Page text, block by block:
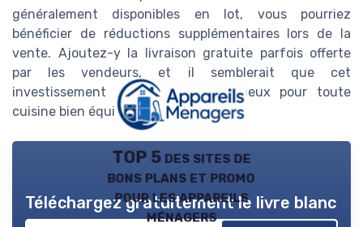
généralement disponibles en lot, vous pourriez
bénéficier de réductions supplémentaires lors de la
vente. Ajoutez-y la livraison gratuite parfois offerte
par les vendeurs, et il semblerait que cet
investissement soit des plus judicieux pour toute
cuisine bien équipée!
TOP 5 des sites de
bons plans et promo
pour les appareils
ménagers
Téléchargez gratuitement le livre blanc